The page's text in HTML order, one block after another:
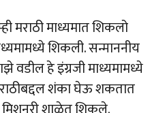
मराठी माध्यमात शिकलो
शिकली. सन्माननीय
वडील हे इंग्रजी माध्यमामध्ये
शंका घेऊ शकतात